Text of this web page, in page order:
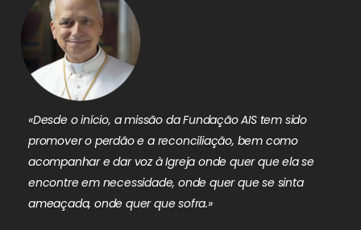
«Desde o início, a missão da Fundação AIS tem sido
promover o perdão e a reconciliação, bem como
acompanhar e dar voz à Igreja onde quer que ela se
encontre em necessidade, onde quer que se sinta
ameaçada, onde quer que sofra.»